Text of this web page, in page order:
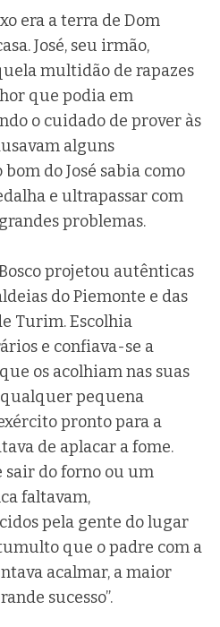
era a terra de Dom
José, seu irmão,
multidão de rapazes
que podia em
o cuidado de prover às
alguns
do José sabia como
e ultrapassar com
problemas.
projetou autênticas
do Piemonte e das
Turim. Escolhia
e confiava-se a
os acolhiam nas suas
qualquer pequena
pronto para a
de aplacar a fome.
sair do forno ou um
faltavam,
pela gente do lugar
que o padre com a
acalmar, a maior
sucesso”.